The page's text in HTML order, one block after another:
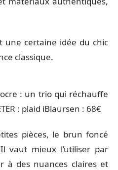
une certaine idée du chic
classique.
: un trio qui réchauffe
: plaid iBlaursen : 68€
pièces, le brun foncé
vaut mieux l’utiliser par
à des nuances claires et